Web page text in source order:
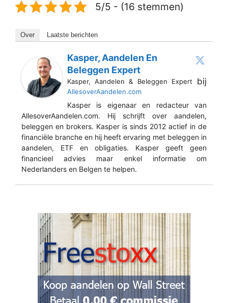
5/5 - (16 stemmen)
Over Laatste berichten
Kasper, Aandelen En
Beleggen Expert
Kasper, Aandelen & Beleggen Expert bij
AllesoverAandelen.com
Kasper is eigenaar en redacteur van
AllesoverAandelen.com. Hij schrijft over aandelen,
beleggen en brokers. Kasper is sinds 2012 actief in de
financiële branche en hij heeft ervaring met beleggen in
aandelen, ETF en obligaties. Kasper geeft geen
financieel advies maar enkel informatie om
Nederlanders en Belgen te helpen.